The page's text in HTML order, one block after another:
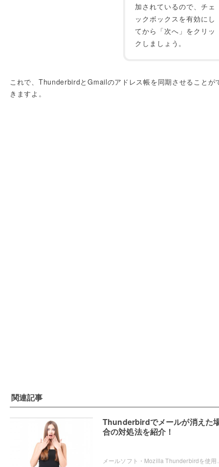
加されているので、チェ
ックボックスを有効にし
てから「次へ」をクリッ
クしましょう。
これで、ThunderbirdとGmailのアドレス帳を同期させることが
きますよ。
関連記事
Thunderbirdでメールが消えた
合の対処法を紹介！